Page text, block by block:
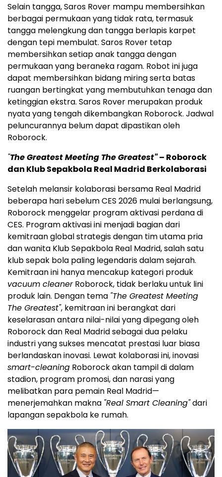
Selain tangga, Saros Rover mampu membersihkan
berbagai permukaan yang tidak rata, termasuk
tangga melengkung dan tangga berlapis karpet
dengan tepi membulat. Saros Rover tetap
membersihkan setiap anak tangga dengan
permukaan yang beraneka ragam. Robot ini juga
dapat membersihkan bidang miring serta batas
ruangan bertingkat yang membutuhkan tenaga dan
ketinggian ekstra. Saros Rover merupakan produk
nyata yang tengah dikembangkan Roborock. Jadwal
peluncurannya belum dapat dipastikan oleh
Roborock.
"The Greatest Meeting The Greatest"– Roborock
dan Klub Sepakbola Real Madrid Berkolaborasi
Setelah melansir kolaborasi bersama Real Madrid
beberapa hari sebelum CES 2026 mulai berlangsung,
Roborock menggelar program aktivasi perdana di
CES. Program aktivasi ini menjadi bagian dari
kemitraan global strategis dengan tim utama pria
dan wanita Klub Sepakbola Real Madrid, salah satu
klub sepak bola paling legendaris dalam sejarah.
Kemitraan ini hanya mencakup kategori produk
vacuum cleanerRoborock, tidak berlaku untuk lini
produk lain. Dengan tema "The Greatest Meeting
The Greatest", kemitraan ini berangkat dari
keselarasan antara nilai-nilai yang dipegang oleh
Roborock dan Real Madrid sebagai dua pelaku
industri yang sukses mencatat prestasi luar biasa
berlandaskan inovasi. Lewat kolaborasi ini, inovasi
smart-cleaning Roborock akan tampil di dalam
stadion, program promosi, dan narasi yang
melibatkan para pemain Real Madrid—
menerjemahkan makna "Real Smart Cleaning"dari
lapangan sepakbola ke rumah.